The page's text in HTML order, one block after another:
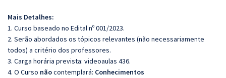
Mais Detalhes:
1. Curso baseado no Edital nº 001/2023.
2. Serão abordados os tópicos relevantes (não necessariamente
todos) a critério dos professores.
3. Carga horária prevista: videoaulas 436.
4. O Curso nãocontemplará: Conhecimentos